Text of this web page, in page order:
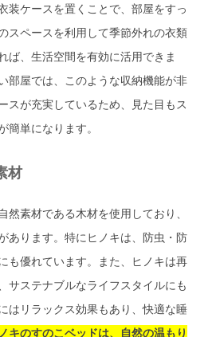
装ケースを置くことで、部屋をすっ
スペースを利用して季節外れの衣類
ば、生活空間を有効に活用できま
部屋では、このような収納機能が非
スが充実しているため、見た目もス
簡単になります。
材
素材である木材を使用しており、
あります。特にヒノキは、防虫・防
も優れています。また、ヒノキは再
サステナブルなライフスタイルにも
はリラックス効果もあり、快適な睡
キのすのこベッドは、自然の温もり